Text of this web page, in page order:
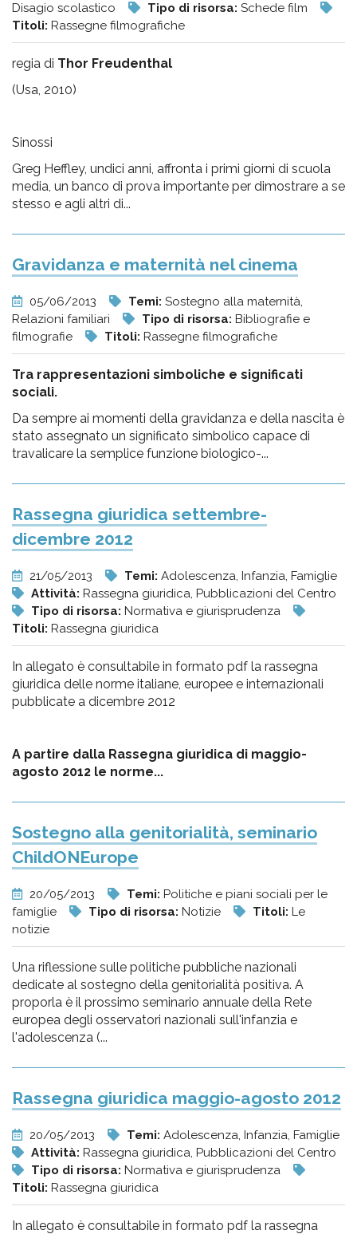
Disagio scolastico
Tipo di risorsa: Schede film
Titoli: Rassegne filmografiche
regia di Thor Freudenthal
(Usa, 2010)
Sinossi
Greg Heffley, undici anni, affronta i primi giorni di scuola
media, un banco di prova importante per dimostrare a se
stesso e agli altri di...
Gravidanza e maternità nel cinema
05/06/2013 Temi: Sostegno alla maternità,
Relazioni familiari
Tipo di risorsa: Bibliografie e
filmografie
Titoli: Rassegne filmografiche
Tra rappresentazioni simboliche e significati
sociali.
Da sempre ai momenti della gravidanza e della nascita è
stato assegnato un significato simbolico capace di
travalicare la semplice funzione biologico-...
Rassegna giuridica settembre-
dicembre 2012
21/05/2013 Temi: Adolescenza, Infanzia, Famiglie
Attività: Rassegna giuridica, Pubblicazioni del Centro
Tipo di risorsa: Normativa e giurisprudenza
Titoli: Rassegna giuridica
In allegato è consultabile in formato pdf la rassegna
giuridica delle norme italiane, europee e internazionali
pubblicate a dicembre 2012
A partire dalla Rassegna giuridica di maggio-
agosto 2012 le norme...
Sostegno alla genitorialità, seminario
ChildONEurope
20/05/2013 Temi: Politiche e piani sociali per le
famiglie
Tipo di risorsa: Notizie Titoli: Le
notizie
Una riflessione sulle politiche pubbliche nazionali
dedicate al sostegno della genitorialità positiva. A
proporla è il prossimo seminario annuale della Rete
europea degli osservatori nazionali sull'infanzia e
l'adolescenza (...
Rassegna giuridica maggio-agosto 2012
20/05/2013 Temi: Adolescenza, Infanzia, Famiglie
Attività: Rassegna giuridica, Pubblicazioni del Centro
Tipo di risorsa: Normativa e giurisprudenza
Titoli: Rassegna giuridica
In allegato è consultabile in formato pdf la rassegna